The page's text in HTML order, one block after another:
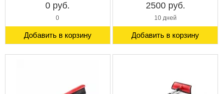
0 руб.
0
Добавить в корзину
2500 руб.
10 дней
Добавить в корзину